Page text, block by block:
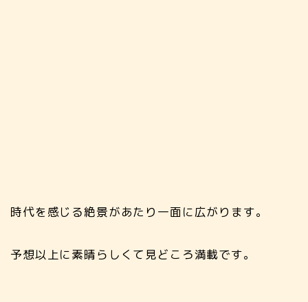
時代を感じる絶景があたり一面に広がります。
予想以上に素晴らしくて見どころ満載です。